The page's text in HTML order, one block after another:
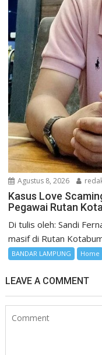
Agustus 8, 2026
Kasus Love
Pegawai Rutan
Di tulis oleh: Sandi
masif di Rutan
BANDAR LAMPUNG Home
LEAVE A COMMENT